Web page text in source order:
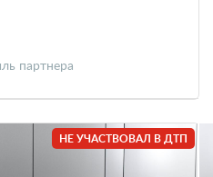
партнера
НЕ УЧАСТВОВАЛ В ДТП